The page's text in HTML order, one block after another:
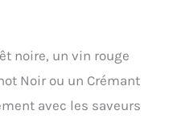
noire, un vin rouge
Noir ou un Crémant
avec les saveurs